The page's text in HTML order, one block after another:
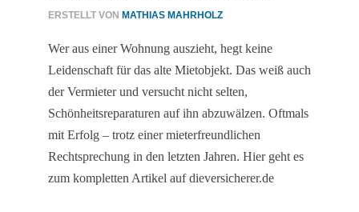
ERSTELLT VON MATHIAS MAHRHOLZ
Wer aus einer Wohnung auszieht, hegt keine
Leidenschaft für das alte Mietobjekt. Das weiß auch
der Vermieter und versucht nicht selten,
Schönheitsreparaturen auf ihn abzuwälzen. Oftmals
mit Erfolg – trotz einer mieterfreundlichen
Rechtsprechung in den letzten Jahren. Hier geht es
zum kompletten Artikel auf dieversicherer.de